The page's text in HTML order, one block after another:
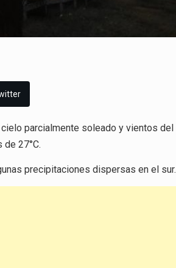
parcialmente soleado y vientos del
27°C.
precipitaciones dispersas en el sur.